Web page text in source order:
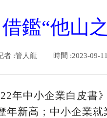
借鑑“他山
者 :管人龍 時間 :2023-09-11
年中小企業白皮書
年新高；中小企業